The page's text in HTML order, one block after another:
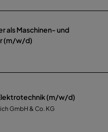
als Maschinen- und
(m/w/d)
(m/w/d)
GmbH & Co. KG